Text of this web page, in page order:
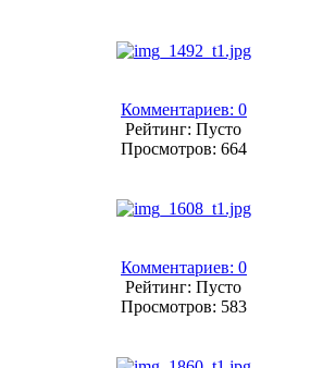
Комментариев: 0
Рейтинг: Пусто
Просмотров: 664
Комментариев: 0
Рейтинг: Пусто
Просмотров: 583